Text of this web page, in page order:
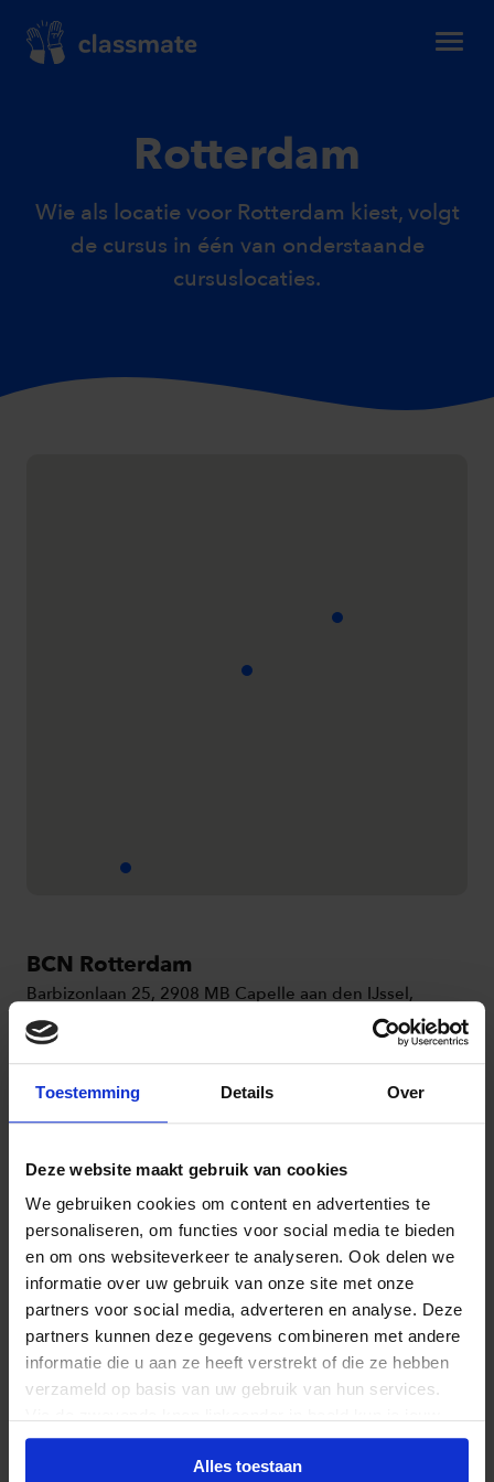
Toestemming Details Over
Deze website maakt gebruik van cookies
We gebruiken cookies om content en advertenties te
personaliseren, om functies voor social media te bieden
en om ons websiteverkeer te analyseren. Ook delen we
informatie over uw gebruik van onze site met onze
partners voor social media, adverteren en analyse. Deze
partners kunnen deze gegevens combineren met andere
informatie die u aan ze heeft verstrekt of die ze hebben
verzameld op basis van uw gebruik van hun services.
keuze op ieder moment wijzigen en toestemming
Alles toestaan
Rotterdam
Wie als locatie voor Rotterdam kiest, volgt
de cursus in één van onderstaande
cursuslocaties.
BCN Rotterdam
Barbizonlaan 25, 2908 MB Capelle aan den IJssel,
Nederland
Routebeschrijving
Ahoy Rotterdam
Routebeschrijving
Van der Valk Hotel Nieuwerkerk aan den
IJssel
Parallelweg Zuid 185, 2914 LE Nieuwerkerk aan den
IJssel, Nederland
Routebeschrijving